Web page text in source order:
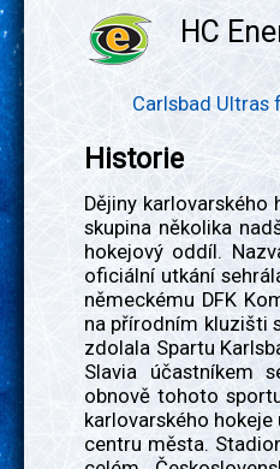
HC
Carlsbad Ultras
Historie
Dějiny karlovarského
skupina několika
hokejový oddíl.
oficiální utkání
německému DFK
na přírodním kluzišti
zdolala Spartu
Slavia účastníkem
obnově tohoto
karlovarského
centru města.